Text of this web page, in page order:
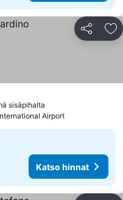
Jaa
sisäpihalta
Airport
Katso hinnat